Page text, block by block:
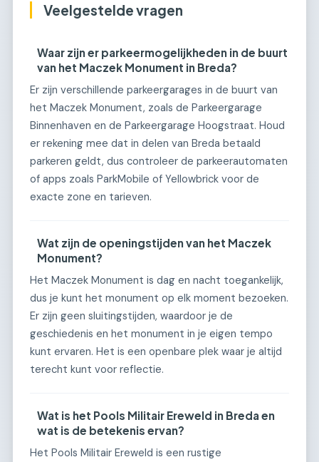
Veelgestelde vragen
Waar zijn er parkeermogelijkheden in de buurt
van het Maczek Monument in Breda?
Er zijn verschillende parkeergarages in de buurt van
het Maczek Monument, zoals de Parkeergarage
Binnenhaven en de Parkeergarage Hoogstraat. Houd
er rekening mee dat in delen van Breda betaald
parkeren geldt, dus controleer de parkeerautomaten
of apps zoals ParkMobile of Yellowbrick voor de
exacte zone en tarieven.
Wat zijn de openingstijden van het Maczek
Monument?
Het Maczek Monument is dag en nacht toegankelijk,
dus je kunt het monument op elk moment bezoeken.
Er zijn geen sluitingstijden, waardoor je de
geschiedenis en het monument in je eigen tempo
kunt ervaren. Het is een openbare plek waar je altijd
terecht kunt voor reflectie.
Wat is het Pools Militair Ereweld in Breda en
wat is de betekenis ervan?
Het Pools Militair Ereweld is een rustige